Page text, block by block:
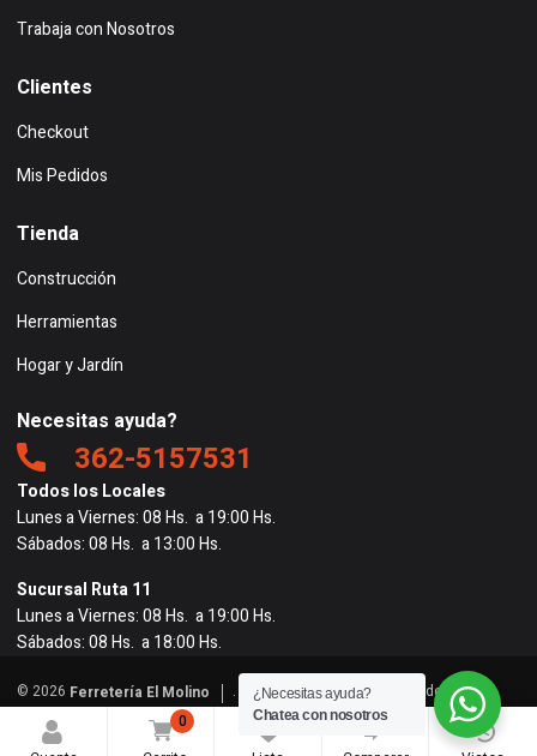
0
0
Trabaja con Nosotros
Clientes
Checkout
Mis Pedidos
Tienda
Construcción
Herramientas
Hogar y Jardín
Necesitas ayuda?
362-5157531
Todos los Locales
Lunes a Viernes: 08 Hs. a 19:00 Hs.
Sábados: 08 Hs. a 13:00 Hs.
Sucursal Ruta 11
Lunes a Viernes: 08 Hs. a 19:00 Hs.
Sábados: 08 Hs. a 18:00 Hs.
© 2026 Ferretería El Molino
. Todos los derechos reservados. |
Powered by
BigRedes
¿Necesitas ayuda?
Chatea con nosotros